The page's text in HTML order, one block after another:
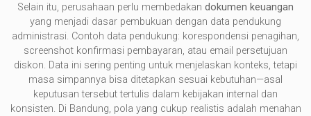
Selain itu, perusahaan perlu membedakan dokumen keuangan
yang menjadi dasar pembukuan dengan data pendukung
administrasi. Contoh data pendukung: korespondensi penagihan,
screenshot konfirmasi pembayaran, atau email persetujuan
diskon. Data ini sering penting untuk menjelaskan konteks, tetapi
masa simpannya bisa ditetapkan sesuai kebutuhan—asal
keputusan tersebut tertulis dalam kebijakan internal dan
konsisten. Di Bandung, pola yang cukup realistis adalah menahan